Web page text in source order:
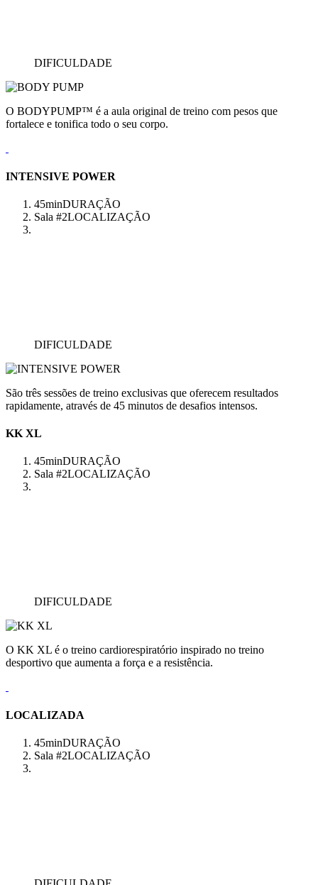
DIFICULDADE
O BODYPUMP™ é a aula original de treino com pesos que
fortalece e tonifica todo o seu corpo.
INTENSIVE POWER
45minDURAÇÃO
Sala #2LOCALIZAÇÃO
DIFICULDADE
São três sessões de treino exclusivas que oferecem resultados
rapidamente, através de 45 minutos de desafios intensos.
KK XL
45minDURAÇÃO
Sala #2LOCALIZAÇÃO
DIFICULDADE
O KK XL é o treino cardiorespiratório inspirado no treino
desportivo que aumenta a força e a resistência.
LOCALIZADA
45minDURAÇÃO
Sala #2LOCALIZAÇÃO